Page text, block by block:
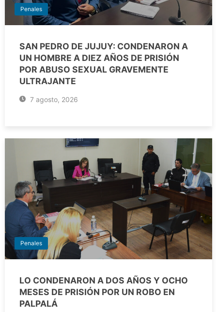
Penales
SAN PEDRO DE JUJUY: CONDENARON A
UN HOMBRE A DIEZ AÑOS DE PRISIÓN
POR ABUSO SEXUAL GRAVEMENTE
ULTRAJANTE
7 agosto, 2026
Penales
LO CONDENARON A DOS AÑOS Y OCHO
MESES DE PRISIÓN POR UN ROBO EN
PALPALÁ